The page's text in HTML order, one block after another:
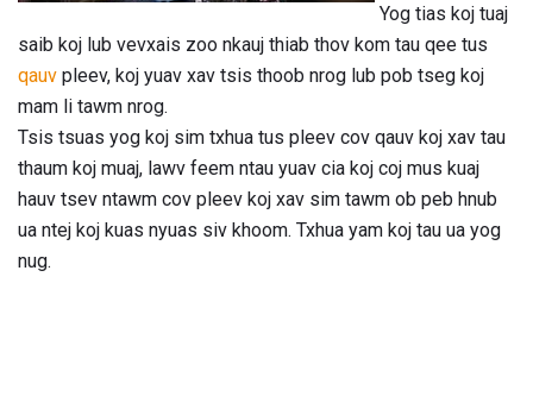
Yog tias koj tuaj
saib koj lub vevxais zoo nkauj thiab thov kom tau qee tus
qauv pleev, koj yuav xav tsis thoob nrog lub pob tseg koj
mam li tawm nrog.
Tsis tsuas yog koj sim txhua tus pleev cov qauv koj xav tau
thaum koj muaj, lawv feem ntau yuav cia koj coj mus kuaj
hauv tsev ntawm cov pleev koj xav sim tawm ob peb hnub
ua ntej koj kuas nyuas siv khoom. Txhua yam koj tau ua yog
nug.